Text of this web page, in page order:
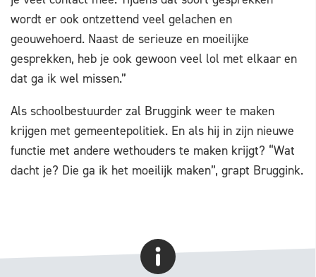
wordt er ook ontzettend veel gelachen en
geouwehoerd. Naast de serieuze en moeilijke
gesprekken, heb je ook gewoon veel lol met elkaar en
dat ga ik wel missen.”
Als schoolbestuurder zal Bruggink weer te maken
krijgen met gemeentepolitiek. En als hij in zijn nieuwe
functie met andere wethouders te maken krijgt? “Wat
dacht je? Die ga ik het moeilijk maken”, grapt Bruggink.